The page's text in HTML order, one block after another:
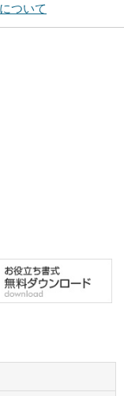
ついて